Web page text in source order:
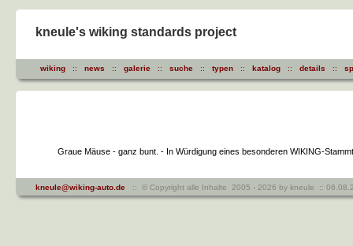
kneule's wiking standards project
wiking :: news :: galerie :: suche :: typen :: katalog :: details ::
Graue Mäuse - ganz bunt. - In Würdigung eines besonderen WIKING-
kneule@wiking-auto.de :: © Copyright alle Inhalte 2005 - 2026 by kneule ::